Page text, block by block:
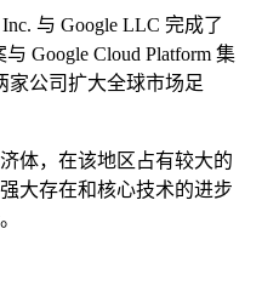
与 Google LLC 完成了
Google Cloud Platform 集
家公司扩大全球市场足
体，在该地区占有较大的
大存在和核心技术的进步